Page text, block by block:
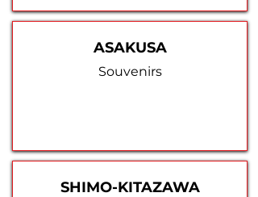
ASAKUSA
Souvenirs
SHIMO-KITAZAWA